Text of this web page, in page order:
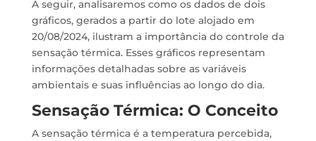
A seguir, analisaremos como os dados de dois
gráficos, gerados a partir do lote alojado em
20/08/2024, ilustram a importância do controle da
sensação térmica. Esses gráficos representam
informações detalhadas sobre as variáveis
ambientais e suas influências ao longo do dia.
Sensação Térmica: O Conceito
A sensação térmica é a temperatura percebida,